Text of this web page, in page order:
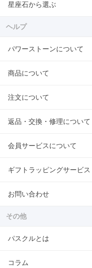
星座石から選ぶ
ヘルプ
パワーストーンについて
商品について
注文について
返品・交換・修理について
会員サービスについて
ギフトラッピングサービス
お問い合わせ
その他
パスクルとは
コラム